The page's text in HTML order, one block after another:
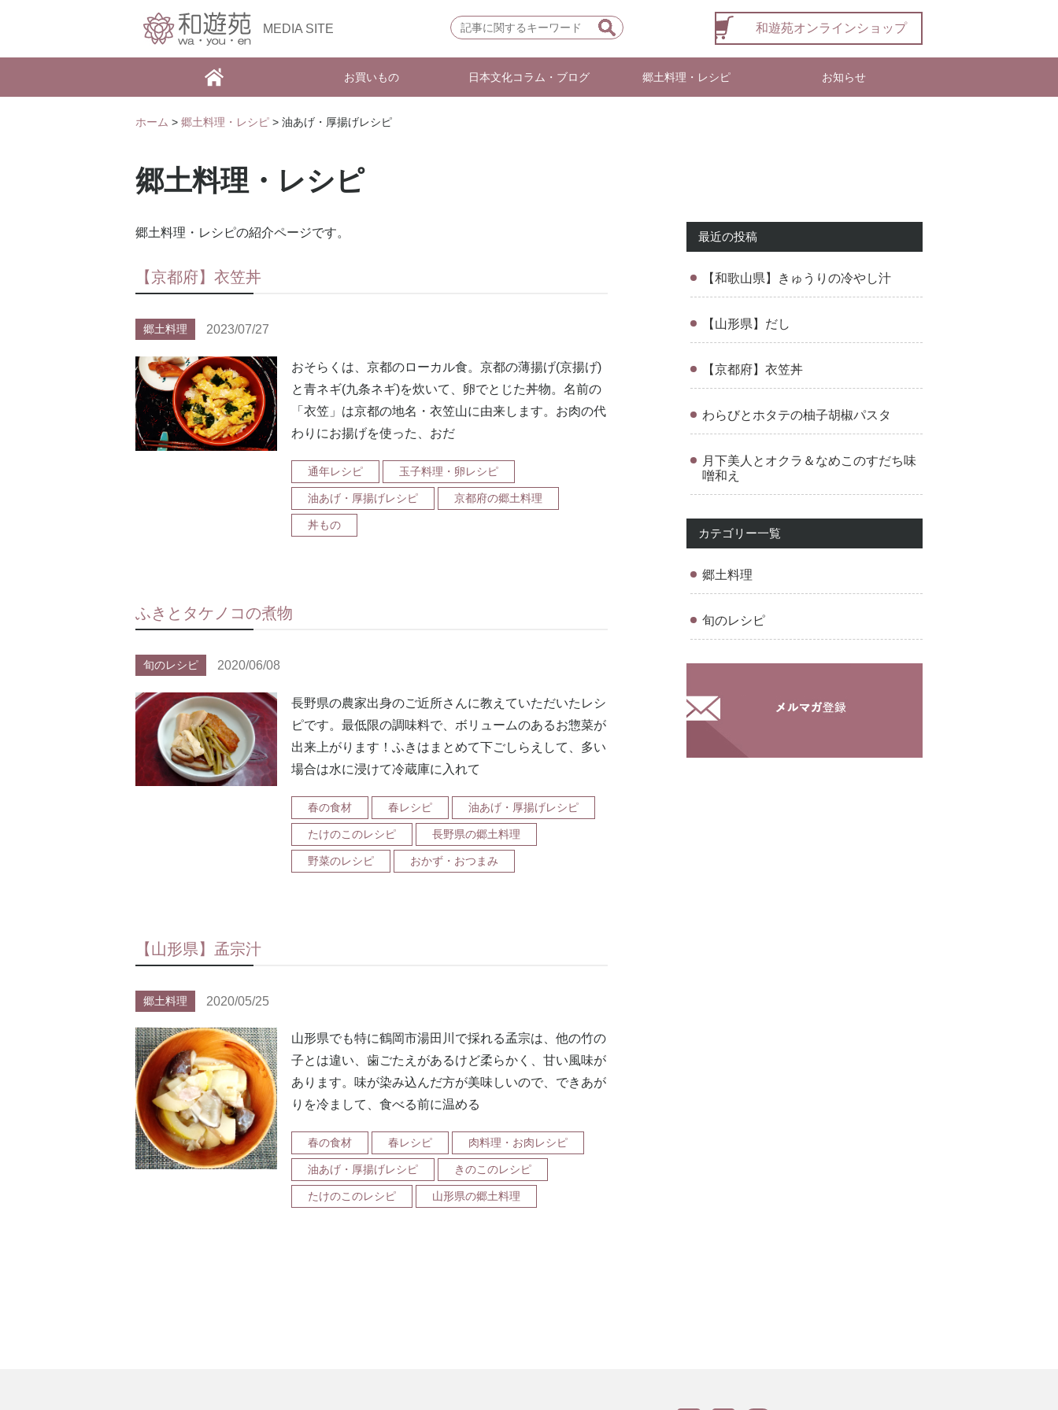
MEDIA SITE 和遊苑オンラインショップ
お買いもの 日本文化コラム・ブログ 郷土料理・レシピ お知らせ
ホーム > 郷土料理・レシピ > 油あげ・厚揚げレシピ
郷土料理・レシピ
郷土料理・レシピの紹介ページです。
【京都府】衣笠丼
郷土料理 2023/07/27
おそらくは、京都のローカル食。京都の薄揚げ(京揚げ)
と青ネギ(九条ネギ)を炊いて、卵でとじた丼物。名前の
「衣笠」は京都の地名・衣笠山に由来します。お肉の代
わりにお揚げを使った、おだ
通年レシピ 玉子料理・卵レシピ
油あげ・厚揚げレシピ 京都府の郷土料理
丼もの
ふきとタケノコの煮物
旬のレシピ 2020/06/08
長野県の農家出身のご近所さんに教えていただいたレシ
ピです。最低限の調味料で、ボリュームのあるお惣菜が
出来上がります！ふきはまとめて下ごしらえして、多い
場合は水に浸けて冷蔵庫に入れて
春の食材 春レシピ 油あげ・厚揚げレシピ
たけのこのレシピ 長野県の郷土料理
野菜のレシピ おかず・おつまみ
【山形県】孟宗汁
郷土料理 2020/05/25
山形県でも特に鶴岡市湯田川で採れる孟宗は、他の竹の
子とは違い、歯ごたえがあるけど柔らかく、甘い風味が
あります。味が染み込んだ方が美味しいので、できあが
りを冷まして、食べる前に温める
春の食材 春レシピ 肉料理・お肉レシピ
油あげ・厚揚げレシピ きのこのレシピ
たけのこのレシピ 山形県の郷土料理
最近の投稿
【和歌山県】きゅうりの冷やし汁
【山形県】だし
【京都府】衣笠丼
わらびとホタテの柚子胡椒パスタ
月下美人とオクラ＆なめこのすだち味
噌和え
カテゴリー一覧
郷土料理
旬のレシピ